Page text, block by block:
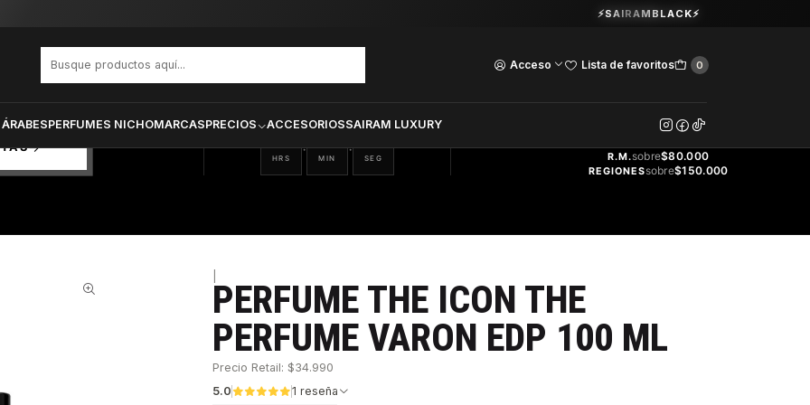
Acceso Lista de favoritos 0
PERFUMES NICHOMARCASPRECIOS ACCESORIOSSAIRAM LUXURY
Guardia Vieja 202. Oficina 102.Ver Horarios
⚡SAIRAMBLACK⚡
00
HRS
: 55
MIN
: 12
SEG
GRATIS
R.M.sobre$80.000
REGIONESsobre$150.000
PERFUME THE ICON THE
PERFUME VARON EDP 100 ML
Precio Retail: $34.990
5.0
1 reseña